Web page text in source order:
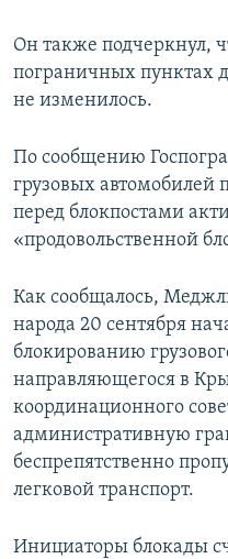
Он также подчеркнул,
пограничных пунктах
не изменилось.
По сообщению
грузовых автомобилей
перед блокпостами
«продовольственной
Как сообщалось,
народа 20 сентября
блокированию
направляющегося в
координационного
административную
беспрепятственно
легковой транспорт.
Инициаторы блокады